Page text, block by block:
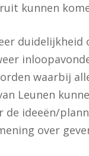
kunnen
duidelijkheid
waarbij
Leunen
de ideeën/
over